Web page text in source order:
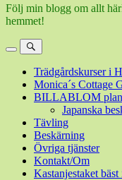
Följ min blogg om allt
hemmet!
MenySök
Trädgårdskurser i
Monica´s Cottage
BILLABLOM
Japanska
Tävling
Beskärning
Övriga tjänster
Kontakt/Om
Kastanjestaket bäst